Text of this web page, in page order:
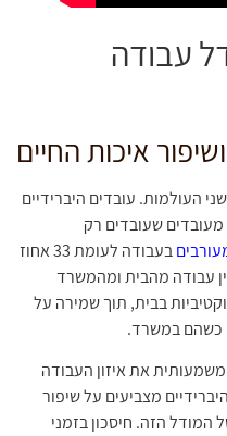
עבודה
איכות החיים
העולמות. עובדים היברידיים
שעובדים רק
בעבודה לעומת 33 אחוז
עבודה מהבית ומהמשרד
בבית, תוך שמירה על
כשהם במשרד.
את איזון העבודה
ההיברידיים מצביעים על שיפור
המודל הזה. חיסכון בזמני